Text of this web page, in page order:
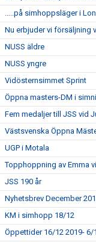
.....på simhoppsläger i
Nu erbjuder vi försäljning
NUSS äldre
NUSS yngre
Vidösternsimmet Sprint
Öppna masters-DM i
Fem medaljer till JSS vid
Västsvenska Öppna
UGP i Motala
Topphoppning av Emma
JSS 190 år
Nyhetsbrev December
KM i simhopp 18/12
Öppettider 16/12 2019- 6/